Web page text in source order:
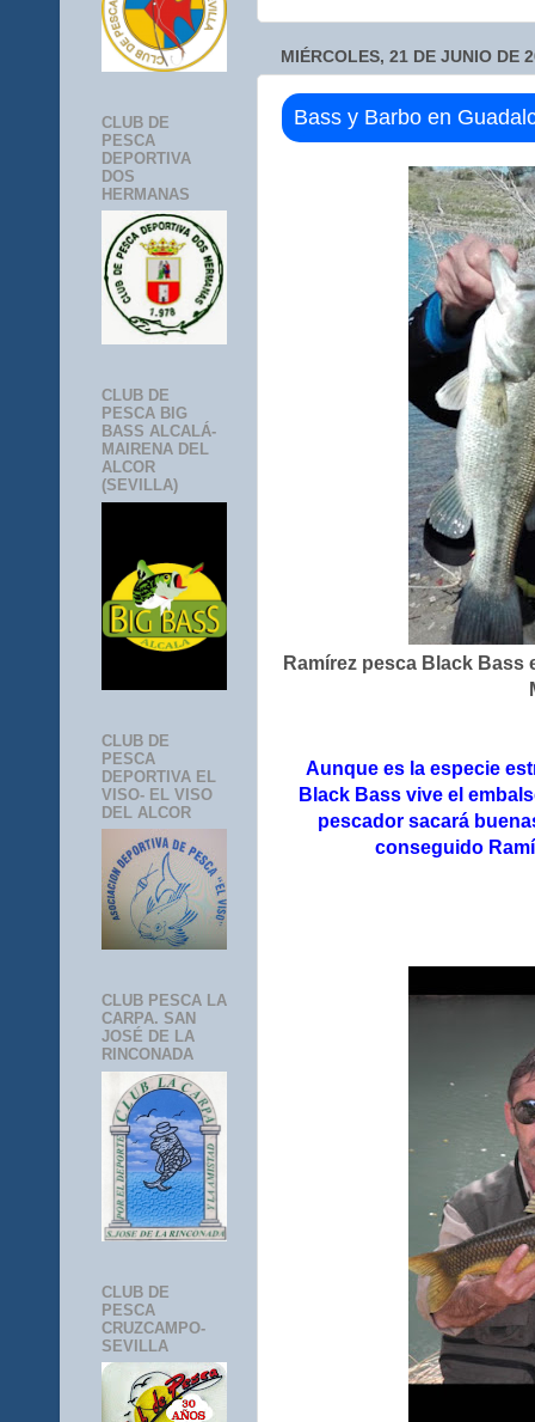
MIÉRCOLES, 21 DE JUNIO DE
Bass y Barbo en
Ramírez pesca Black Bass
Aunque es la especie
Black Bass vive el
pescador sacará
conseguido
CLUB DE
PESCA
DEPORTIVA
DOS
HERMANAS
CLUB DE
PESCA BIG
BASS ALCALÁ-
MAIRENA DEL
ALCOR
(SEVILLA)
CLUB DE
PESCA
DEPORTIVA EL
VISO- EL VISO
DEL ALCOR
CLUB PESCA LA
CARPA. SAN
JOSÉ DE LA
RINCONADA
CLUB DE
PESCA
CRUZCAMPO-
SEVILLA